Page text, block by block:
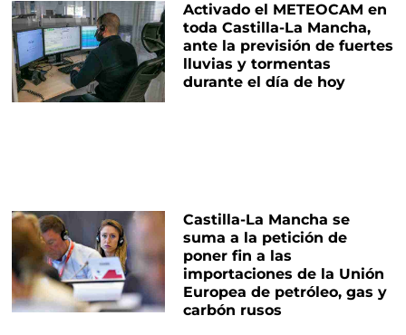
Activado el METEOCAM en
toda Castilla-La Mancha,
ante la previsión de fuertes
lluvias y tormentas
durante el día de hoy
Castilla-La Mancha se
suma a la petición de
poner fin a las
importaciones de la Unión
Europea de petróleo, gas y
carbón rusos